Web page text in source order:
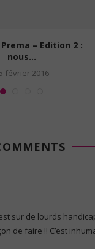
de couches est-elle
dans...
octobre 2012
sur de lourds
de faire !! C’est